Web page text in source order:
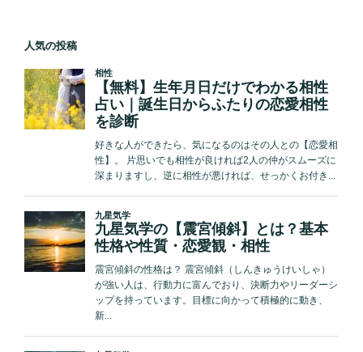
学
の
【暗
剣
殺】
影
響・
避
徹
人気の投稿